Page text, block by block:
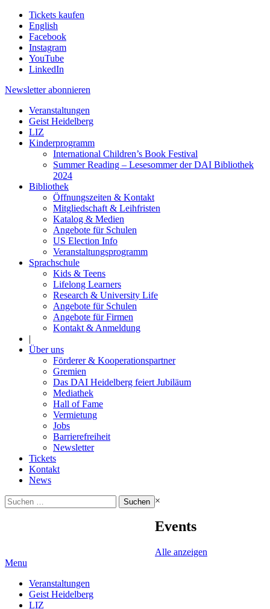
Tickets kaufen
English
Facebook
Instagram
YouTube
LinkedIn
Newsletter abonnieren
Veranstaltungen
Geist Heidelberg
LIZ
Kinderprogramm
International Children’s Book Festival
Summer Reading – Lesesommer der DAI Bibliothek
2024
Bibliothek
Öffnungszeiten & Kontakt
Mitgliedschaft & Leihfristen
Katalog & Medien
Angebote für Schulen
US Election Info
Veranstaltungsprogramm
Sprachschule
Kids & Teens
Lifelong Learners
Research & University Life
Angebote für Schulen
Angebote für Firmen
Kontakt & Anmeldung
|
Über uns
Förderer & Kooperationspartner
Gremien
Das DAI Heidelberg feiert Jubiläum
Mediathek
Hall of Fame
Vermietung
Jobs
Barrierefreiheit
Newsletter
Tickets
Kontakt
News
Suchen
nach:
×
Events
Alle anzeigen
Menu
Veranstaltungen
Geist Heidelberg
LIZ